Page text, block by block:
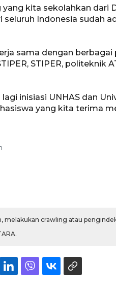
kita sekolahkan dari
Indonesia sudah
sama dengan
STIPER, politeknik
inisiasi UNHAS dan
yang kita terima
melakukan crawling atau